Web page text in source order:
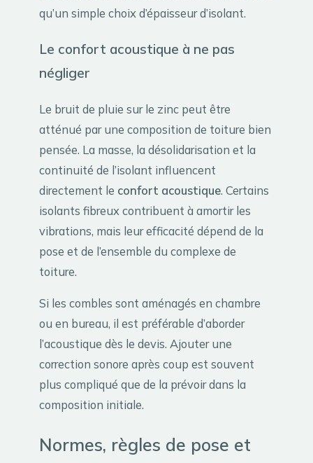
qu’un simple choix d’épaisseur d’isolant.
Le confort acoustique à ne pas
négliger
Le bruit de pluie sur le zinc peut être
atténué par une composition de toiture bien
pensée. La masse, la désolidarisation et la
continuité de l’isolant influencent
directement le confort acoustique. Certains
isolants fibreux contribuent à amortir les
vibrations, mais leur efficacité dépend de la
pose et de l’ensemble du complexe de
toiture.
Si les combles sont aménagés en chambre
ou en bureau, il est préférable d’aborder
l’acoustique dès le devis. Ajouter une
correction sonore après coup est souvent
plus compliqué que de la prévoir dans la
composition initiale.
Normes, règles de pose et